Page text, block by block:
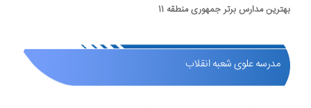
بهترین مدارس برتر جمهوری منطقه 11
مدرسه علوی شعبه انقلاب